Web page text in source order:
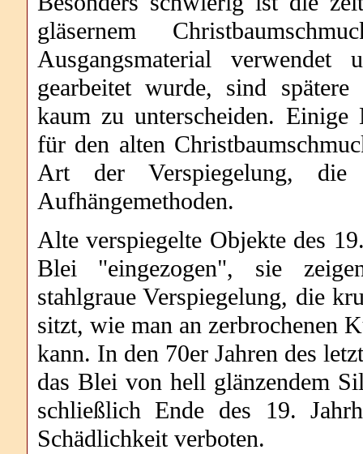
gläsernem
Ausgangsmaterial
gearbeitet wurde, sind spätere
kaum zu unterscheiden.
für den alten
Art der Verspiegelung,
Aufhängemethoden.
Alte verspiegelte Objekte des
Blei "eingezogen", sie
stahlgraue Verspiegelung, die
sitzt, wie man an zerbrochenen
kann. In den 70er Jahren des
das Blei von hell glänzendem
schließlich Ende des 19.
Schädlichkeit verboten.